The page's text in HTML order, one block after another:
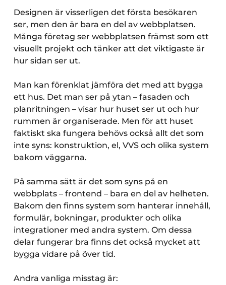
Designen är visserligen det första besökaren
ser, men den är bara en del av webbplatsen.
Många företag ser webbplatsen främst som ett
visuellt projekt och tänker att det viktigaste är
hur sidan ser ut.
Man kan förenklat jämföra det med att bygga
ett hus. Det man ser på ytan – fasaden och
planritningen – visar hur huset ser ut och hur
rummen är organiserade. Men för att huset
faktiskt ska fungera behövs också allt det som
inte syns: konstruktion, el, VVS och olika system
bakom väggarna.
På samma sätt är det som syns på en
webbplats – frontend – bara en del av helheten.
Bakom den finns system som hanterar innehåll,
formulär, bokningar, produkter och olika
integrationer med andra system. Om dessa
delar fungerar bra finns det också mycket att
bygga vidare på över tid.
Andra vanliga misstag är: